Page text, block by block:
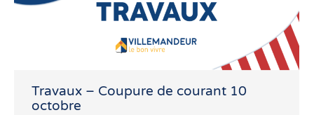
Travaux – Coupure de courant 10
octobre